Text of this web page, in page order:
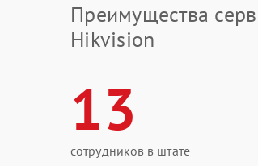
Преимущества
Hikvision
13
сотрудников в штате